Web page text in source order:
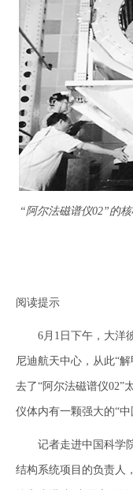
“阿尔法磁谱仪02”的
阅读提示
6月1日下午，大洋彼
尼迪航天中心，从此“
去了“阿尔法磁谱仪02”
仪体内有一颗强大的“
记者走进中国科学院
结构系统项目的负责人